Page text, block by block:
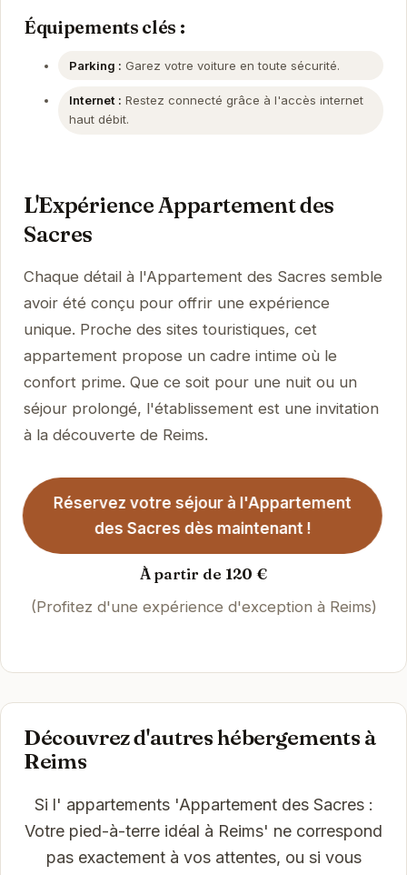
Équipements clés :
Parking : Garez votre voiture en toute sécurité.
Internet : Restez connecté grâce à l'accès internet
haut débit.
L'Expérience Appartement des
Sacres
Chaque détail à l'Appartement des Sacres semble
avoir été conçu pour offrir une expérience
unique. Proche des sites touristiques, cet
appartement propose un cadre intime où le
confort prime. Que ce soit pour une nuit ou un
séjour prolongé, l'établissement est une invitation
à la découverte de Reims.
Réservez votre séjour à l'Appartement
des Sacres dès maintenant !
À partir de 120 €
(Profitez d'une expérience d'exception à Reims)
Découvrez d'autres hébergements à
Reims
Si l' appartements 'Appartement des Sacres :
Votre pied-à-terre idéal à Reims' ne correspond
pas exactement à vos attentes, ou si vous